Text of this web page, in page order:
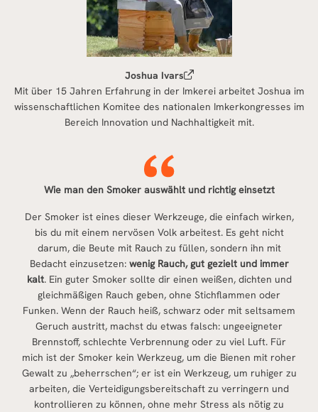
Joshua Ivars
Mit über 15 Jahren Erfahrung in der Imkerei arbeitet Joshua im
wissenschaftlichen Komitee des nationalen Imkerkongresses im
Bereich Innovation und Nachhaltigkeit mit.
Wie man den Smoker auswählt und richtig einsetzt
Der Smoker ist eines dieser Werkzeuge, die einfach wirken,
bis du mit einem nervösen Volk arbeitest. Es geht nicht
darum, die Beute mit Rauch zu füllen, sondern ihn mit
Bedacht einzusetzen: wenig Rauch, gut gezielt und immer
kalt. Ein guter Smoker sollte dir einen weißen, dichten und
gleichmäßigen Rauch geben, ohne Stichflammen oder
Funken. Wenn der Rauch heiß, schwarz oder mit seltsamem
Geruch austritt, machst du etwas falsch: ungeeigneter
Brennstoff, schlechte Verbrennung oder zu viel Luft. Für
mich ist der Smoker kein Werkzeug, um die Bienen mit roher
Gewalt zu „beherrschen“; er ist ein Werkzeug, um ruhiger zu
arbeiten, die Verteidigungsbereitschaft zu verringern und
kontrollieren zu können, ohne mehr Stress als nötig zu